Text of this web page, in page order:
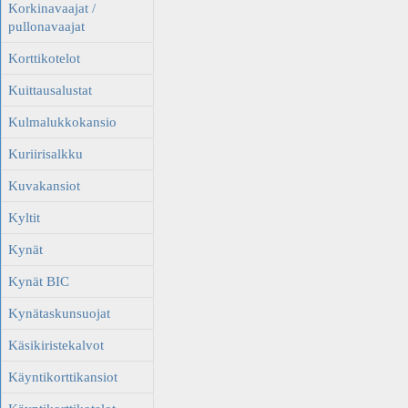
Korkinavaajat /
pullonavaajat
Korttikotelot
Kuittausalustat
Kulmalukkokansio
Kuriirisalkku
Kuvakansiot
Kyltit
Kynät
Kynät BIC
Kynätaskunsuojat
Käsikiristekalvot
Käyntikorttikansiot